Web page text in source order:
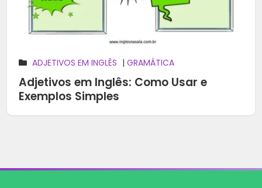
ADJETIVOS EM INGLÊS | GRAMÁTICA
Adjetivos em Inglês: Como Usar e
Exemplos Simples